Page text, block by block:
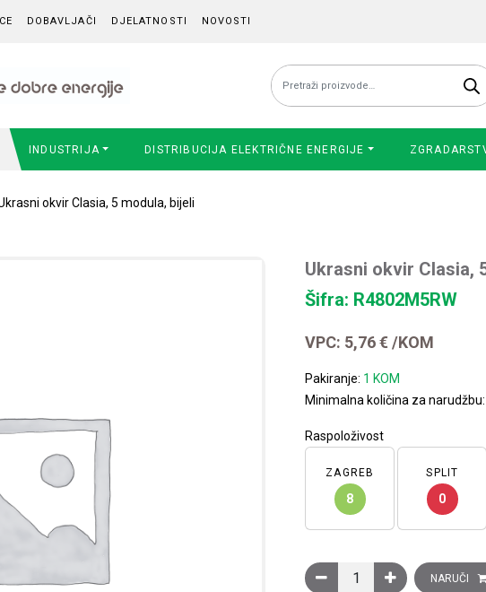
DOBAVLJAČI DJELATNOSTI NOVOSTI
Pretraži:
INDUSTRIJA DISTRIBUCIJA ELEKTRIČNE ENERGIJE
okvir Clasia, 5 modula, bijeli
Ukrasni okvir Clasia,
Šifra: R4802M5RW
VPC: 5,76€ /KOM
Pakiranje: 1 KOM
Minimalna količina za narudžbu:
Raspoloživost
ZAGREB
8
SPLIT
0
Ukrasni okvir Clasia, 5
NARUČI